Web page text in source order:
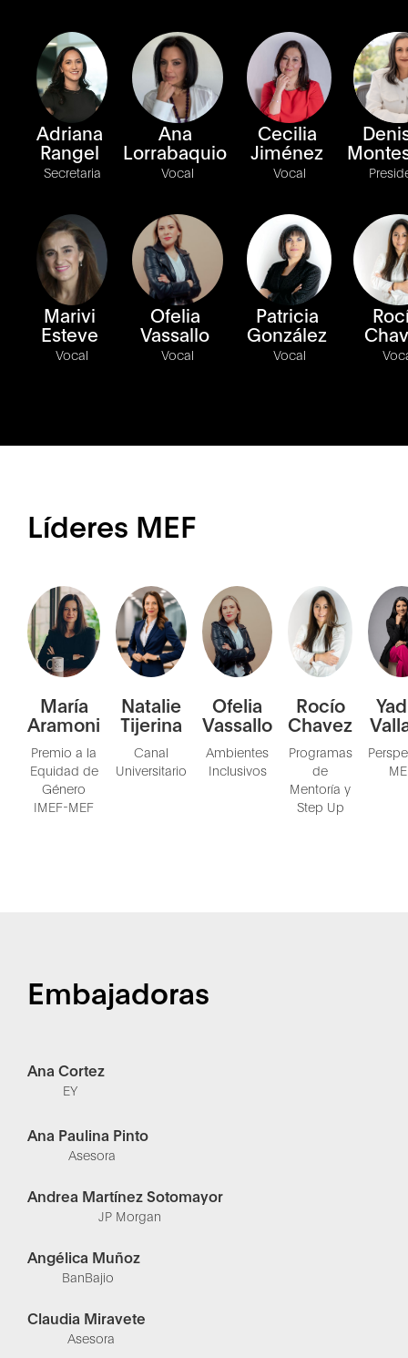
Adriana
Rangel
Secretaria
Ana
Lorrabaquio
Vocal
Cecilia
Jiménez
Vocal
Marivi
Esteve
Vocal
Ofelia
Vassallo
Vocal
Patricia
González
Vocal
Líderes MEF
María
Aramoni
Premio a la
Equidad de
Género
IMEF-MEF
Natalie
Tijerina
Canal
Universitario
Ofelia
Vassallo
Ambientes
Inclusivos
Rocío
Chavez
Programas
de
Mentoría y
Step Up
Embajadoras
Ana Cortez
EY
Ana Paulina Pinto
Asesora
Andrea Martínez Sotomayor
JP Morgan
Angélica Muñoz
BanBajio
Claudia Miravete
Asesora